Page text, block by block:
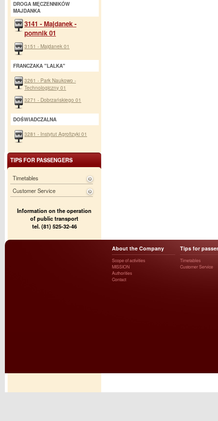
DROGA MĘCZENNIKÓW
MAJDANKA
3141 - Majdanek -
pomnik 01
3151 - Majdanek 01
FRANCZAKA "LALKA"
3261 - Park Naukowo -
Technologiczny 01
3271 - Dobrzańskiego 01
DOŚWIADCZALNA
3281 - Instytut Agrofizyki 01
TIPS FOR PASSENGERS
Timetables
Customer Service
Information on the operation
of public transport
tel. (81) 525-32-46
About the Company
Scope of activities
MISSION
Authorities
Contact
Tips for
Timetables
Customer Service